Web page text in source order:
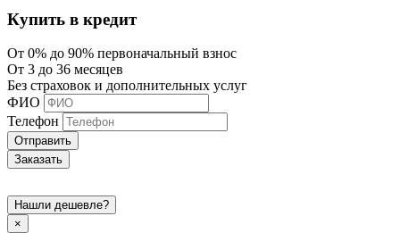
Купить в кредит
От 0% до 90% первоначальный взнос
От 3 до 36 месяцев
Без страховок и дополнительных услуг
ФИО
Телефон
Отправить
Заказать
Нашли дешевле?
×